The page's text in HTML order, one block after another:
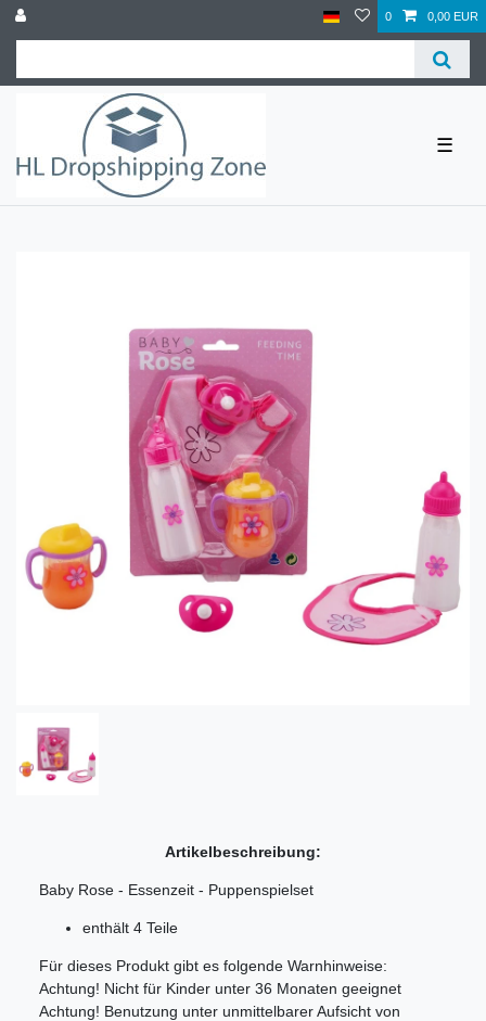
0 0,00 EUR
☰
Artikelbeschreibung:
Baby Rose - Essenzeit - Puppenspielset
enthält 4 Teile
Für dieses Produkt gibt es folgende Warnhinweise:
Achtung! Nicht für Kinder unter 36 Monaten geeignet
Achtung! Benutzung unter unmittelbarer Aufsicht von